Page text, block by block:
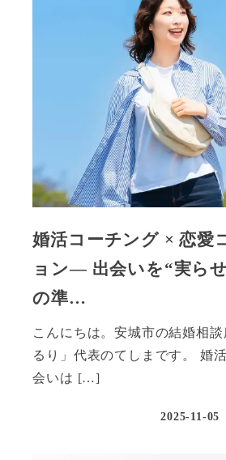
婚活コーチング × 恋愛
ョン― 出会いを“実ら
の準…
こんにちは。安城市の結婚相
るり」代表のてしまです。 婚
会いは […]
2025-11-05